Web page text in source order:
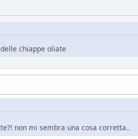
chiappe oliate
non mi sembra una cosa corretta..